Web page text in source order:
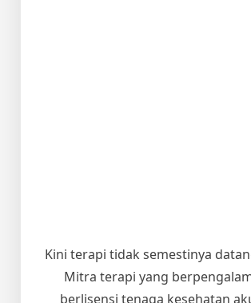
Kini terapi tidak semestinya
Mitra terapi yang
berlisensi tenaga kesehatan